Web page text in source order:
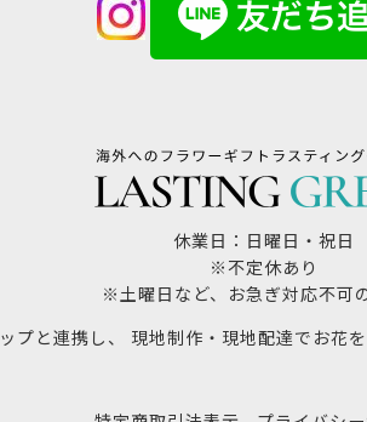
休業日：日曜日・祝日
※不定休あり
※土曜日など、お急ぎ対応不可
プと連携し、 現地制作・現地配達でお花